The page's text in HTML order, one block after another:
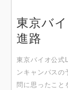
東京バ
進路
東京バイオ公式
ンキャンパス
問に思ったこと